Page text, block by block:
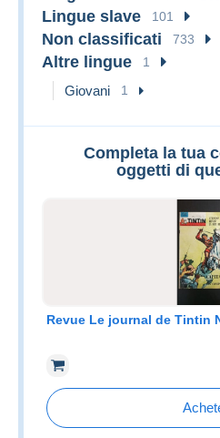
Lingue slave 101
Non classificati 733
Altre lingue 1
Giovani 1
Completa la tua
oggetti di
Revue Le journal de Tintin